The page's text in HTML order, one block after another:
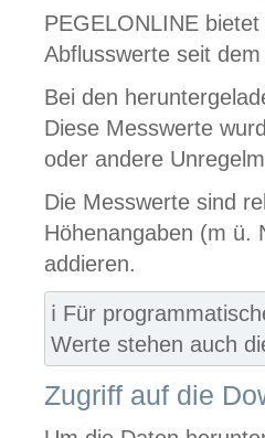
PEGELONLINE
Abflusswerte seit
Bei den
Diese Messwerte
oder andere
Die Messwerte sind
Höhenangaben (m ü.
addieren.
ℹ️ Für
Werte stehen auch
Zugriff auf die